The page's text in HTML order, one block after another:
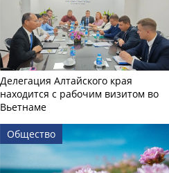
Делегация Алтайского края
находится с рабочим визитом во
Вьетнаме
Общество